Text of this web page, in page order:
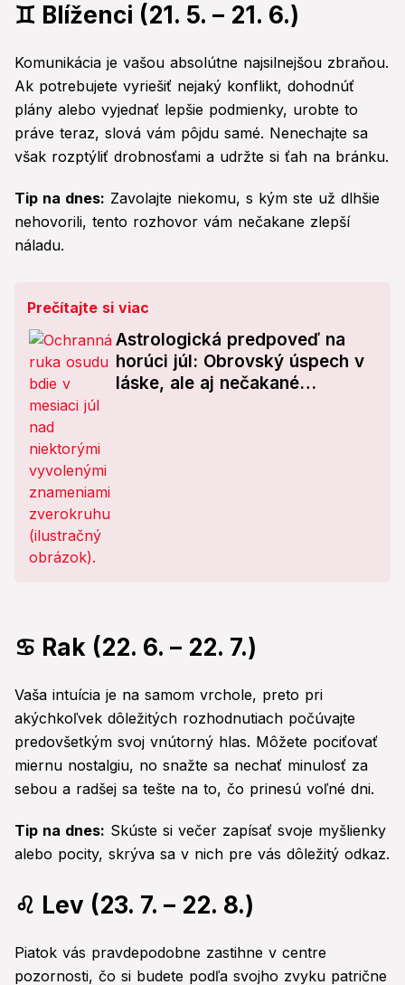
♊ Blíženci (21. 5. – 21. 6.)
Komunikácia je vašou absolútne najsilnejšou zbraňou.
Ak potrebujete vyriešiť nejaký konflikt, dohodnúť
plány alebo vyjednať lepšie podmienky, urobte to
práve teraz, slová vám pôjdu samé. Nenechajte sa
však rozptýliť drobnosťami a udržte si ťah na bránku.
Tip na dnes: Zavolajte niekomu, s kým ste už dlhšie
nehovorili, tento rozhovor vám nečakane zlepší
náladu.
Prečítajte si viac
Astrologická predpoveď na
horúci júl: Obrovský úspech v
láske, ale aj nečakané
♋ Rak (22. 6. – 22. 7.)
Vaša intuícia je na samom vrchole, preto pri
akýchkoľvek dôležitých rozhodnutiach počúvajte
predovšetkým svoj vnútorný hlas. Môžete pociťovať
miernu nostalgiu, no snažte sa nechať minulosť za
sebou a radšej sa tešte na to, čo prinesú voľné dni.
Tip na dnes: Skúste si večer zapísať svoje myšlienky
alebo pocity, skrýva sa v nich pre vás dôležitý odkaz.
♌ Lev (23. 7. – 22. 8.)
Piatok vás pravdepodobne zastihne v centre
pozornosti, čo si budete podľa svojho zvyku patrične